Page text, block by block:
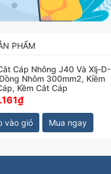
PHẨM
Cáp Nhông J40 Và Xlj-D-
Nhôm 300mm2, Kiềm
Kềm Cắt Cáp
vào giỏ Mua ngay